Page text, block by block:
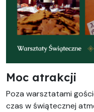
Moc atrakcji
Poza warsztatami
czas w świątecznej